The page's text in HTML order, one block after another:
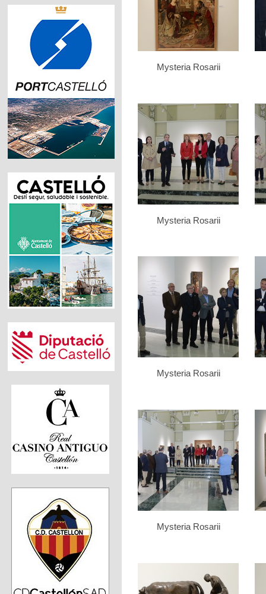
Mysteria Rosarii
Mysteria Rosarii
Mysteria Rosarii
Mysteria Rosarii